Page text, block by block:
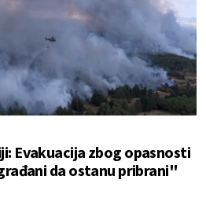
Evakuacija zbog opasnosti
da ostanu pribrani"